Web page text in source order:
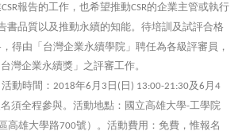
CSR報告的工作，也希望推動CSR的企業主管或執行
書品質以及推動永續的知能。待培訓及試評合格
得由「台灣企業永續學院」聘任為各級評審員，
台灣企業永續獎」之評審工作。
動時間： 2018年6 月 3 日 ( 日 ) 13:00-21:30及6 月 4
名須全程參與。活動地點：國立高雄大學-工學院
高雄大學路700號）。活動費用：免費，惟報名